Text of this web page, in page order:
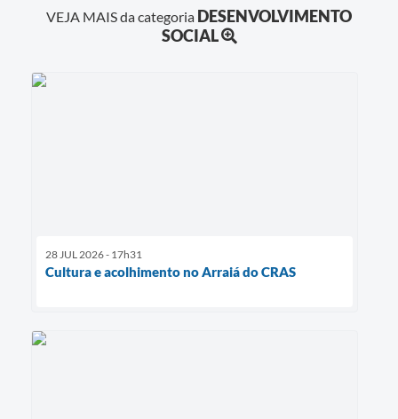
VEJA MAIS da categoria DESENVOLVIMENTO
SOCIAL
28 JUL 2026 - 17h31
Cultura e acolhimento no Arraiá do CRAS